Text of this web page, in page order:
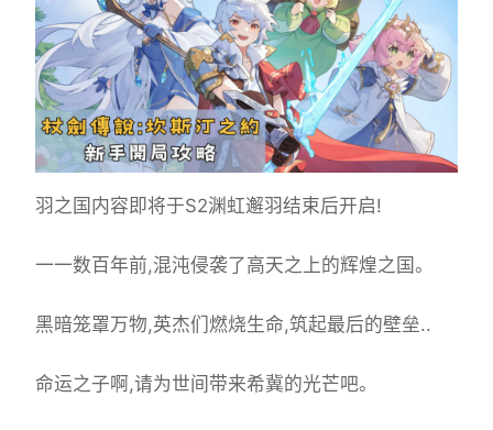
羽之国内容即将于S2渊虹邂羽结束后开启!
一一数百年前,混沌侵袭了高天之上的辉煌之国。
黑暗笼罩万物,英杰们燃烧生命,筑起最后的壁垒..
命运之子啊,请为世间带来希冀的光芒吧。